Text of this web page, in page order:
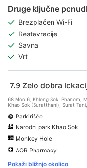
Druge ključne
Brezplačen Wi-Fi
Restavracije
Savna
Vrt
7.9 Zelo dobra
68 Moo 6, Khlong Sok. Phanom,
Khao Sok (Suratthani), Surat
Parkirišče
Narodni park Khao Sok
Monkey Hole
AOR Pharmacy
Pokaži bližnjo okolico